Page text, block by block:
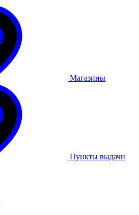
Магазины
Пункты выдачи